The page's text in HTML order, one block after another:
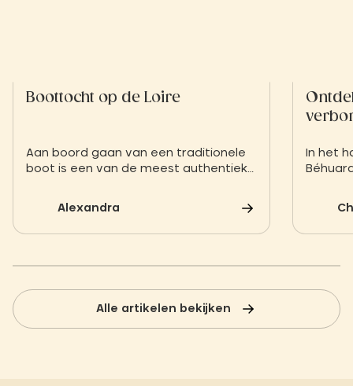
Boottocht op de Loire
Aan boord gaan van een traditionele
boot is een van de meest authentieke
boord van een toue of een aak en
afwisselende landschappen van de
Alexandra
In het
Alle artikelen bekijken